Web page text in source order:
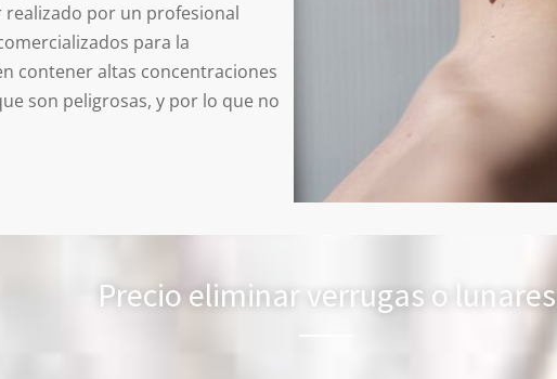
realizado por un profesional
para la
contener altas concentraciones
son peligrosas, y por lo que no
Precio eliminar verrugas o lunares